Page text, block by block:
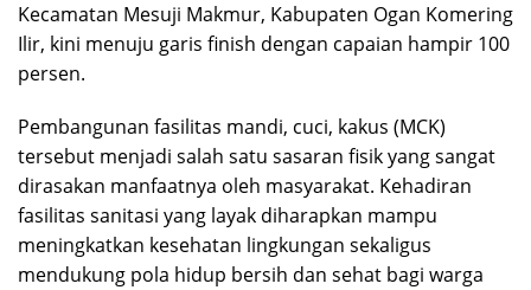
Kecamatan Mesuji Makmur, Kabupaten Ogan Komering
Ilir, kini menuju garis finish dengan capaian hampir 100
persen.
Pembangunan fasilitas mandi, cuci, kakus (MCK)
tersebut menjadi salah satu sasaran fisik yang sangat
dirasakan manfaatnya oleh masyarakat. Kehadiran
fasilitas sanitasi yang layak diharapkan mampu
meningkatkan kesehatan lingkungan sekaligus
mendukung pola hidup bersih dan sehat bagi warga